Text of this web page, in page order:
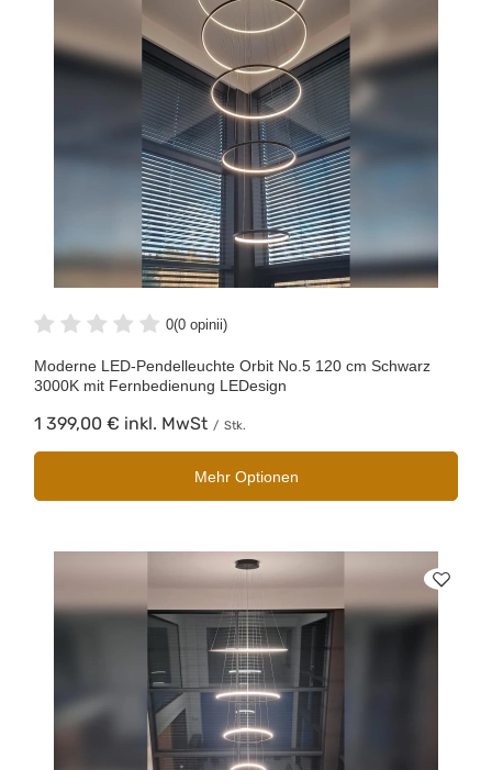
0(0 opinii)
Moderne LED-Pendelleuchte Orbit No.5 120 cm Schwarz
3000K mit Fernbedienung LEDesign
1 399,00 € inkl. MwSt / Stk.
Mehr Optionen